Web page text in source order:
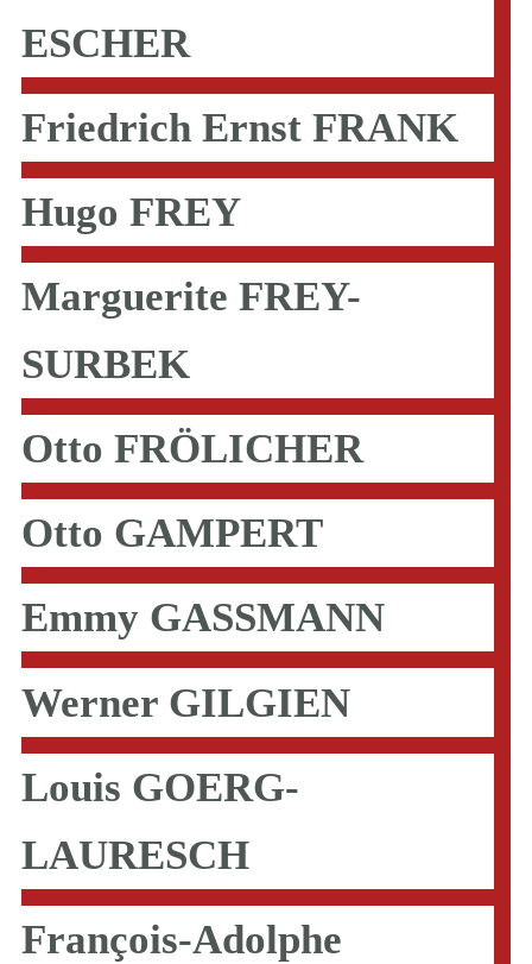
ESCHER
Friedrich Ernst FRANK
Hugo FREY
Marguerite FREY-
SURBEK
Otto FRÖLICHER
Otto GAMPERT
Emmy GASSMANN
Werner GILGIEN
Louis GOERG-
LAURESCH
François-Adolphe